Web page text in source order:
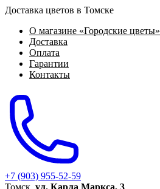
Доставка цветов в Томске
О магазине «Городские цветы»
Доставка
Оплата
Гарантии
Контакты
+7 (903) 955-52-59
Томск, ул. Карла Маркса, 3